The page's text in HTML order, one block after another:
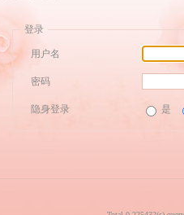
登录
用户名
密码
隐身登录 是